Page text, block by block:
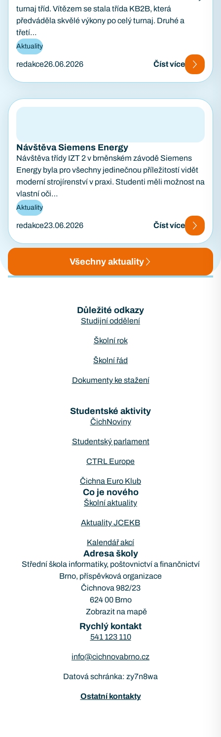
turnaj tříd. Vítězem se stala třída KB2B, která
předváděla skvělé výkony po celý turnaj. Druhé a
třetí…
Aktuality
redakce26.06.2026 Číst více
Návštěva Siemens Energy
Návštěva třídy IZT 2 v brněnském závodě Siemens
Energy byla pro všechny jedinečnou příležitostí vidět
moderní strojírenství v praxi. Studenti měli možnost na
vlastní oči…
Aktuality
redakce23.06.2026 Číst více
Všechny aktuality
Důležité odkazy
Studijní oddělení
Školní rok
Školní řád
Dokumenty ke stažení
Studentské aktivity
ČichNoviny
Studentský parlament
CTRL Europe
Čichna Euro Klub
Co je nového
Školní aktuality
Aktuality JCEKB
Kalendář akcí
Adresa školy
Střední škola informatiky, poštovnictví a finančnictví
Brno, příspěvková organizace
Čichnova 982/23
624 00 Brno
Zobrazit na mapě
Rychlý kontakt
541 123 110
info@cichnovabrno.cz
Datová schránka: zy7n8wa
Ostatní kontakty